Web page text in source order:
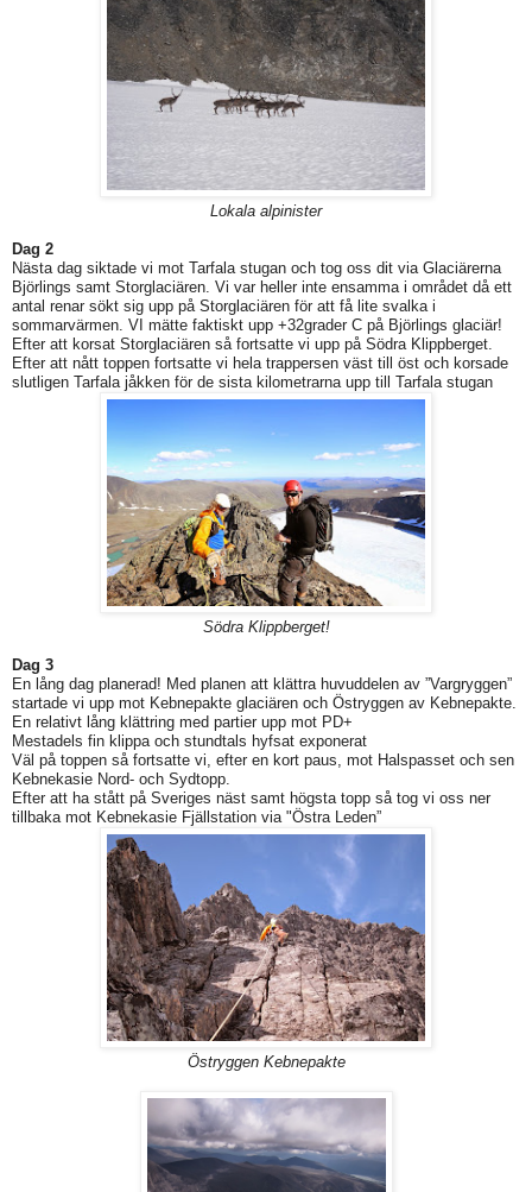
Lokala alpinister
Dag 2
Nästa dag siktade vi mot Tarfala stugan och tog oss dit via Glaciärerna
Björlings samt Storglaciären. Vi var heller inte ensamma i området då ett
antal renar sökt sig upp på Storglaciären för att få lite svalka i
sommarvärmen. VI mätte faktiskt upp +32grader C på Björlings glaciär!
Efter att korsat Storglaciären så fortsatte vi upp på Södra Klippberget.
Efter att nått toppen fortsatte vi hela trappersen väst till öst och korsade
slutligen Tarfala jåkken för de sista kilometrarna upp till Tarfala stugan
Södra Klippberget!
Dag 3
En lång dag planerad! Med planen att klättra huvuddelen av ”Vargryggen”
startade vi upp mot Kebnepakte glaciären och Östryggen av Kebnepakte.
En relativt lång klättring med partier upp mot PD+
Mestadels fin klippa och stundtals hyfsat exponerat
Väl på toppen så fortsatte vi, efter en kort paus, mot Halspasset och sen
Kebnekasie Nord- och Sydtopp.
Efter att ha stått på Sveriges näst samt högsta topp så tog vi oss ner
tillbaka mot Kebnekasie Fjällstation via "Östra Leden”
Östryggen Kebnepakte